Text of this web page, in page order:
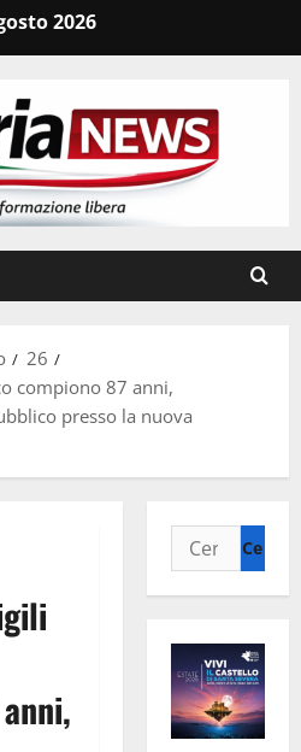
2026
26
compiono 87 anni,
presso la nuova
Ricerca
per: